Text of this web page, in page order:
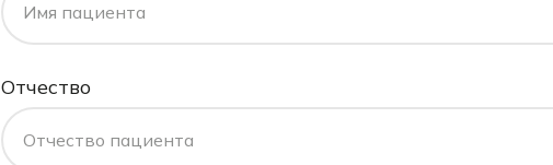
Имя пациента
Отчество
Отчество пациента